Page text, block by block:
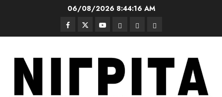
06/08/2026 8:44:18 AM